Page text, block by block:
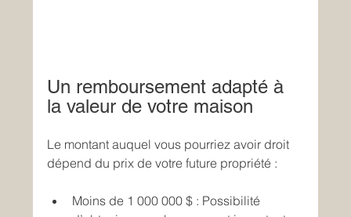
Un remboursement adapté à
la valeur de votre maison
Le montant auquel vous pourriez avoir droit
dépend du prix de votre future propriété :
Moins de 1 000 000 $ : Possibilité